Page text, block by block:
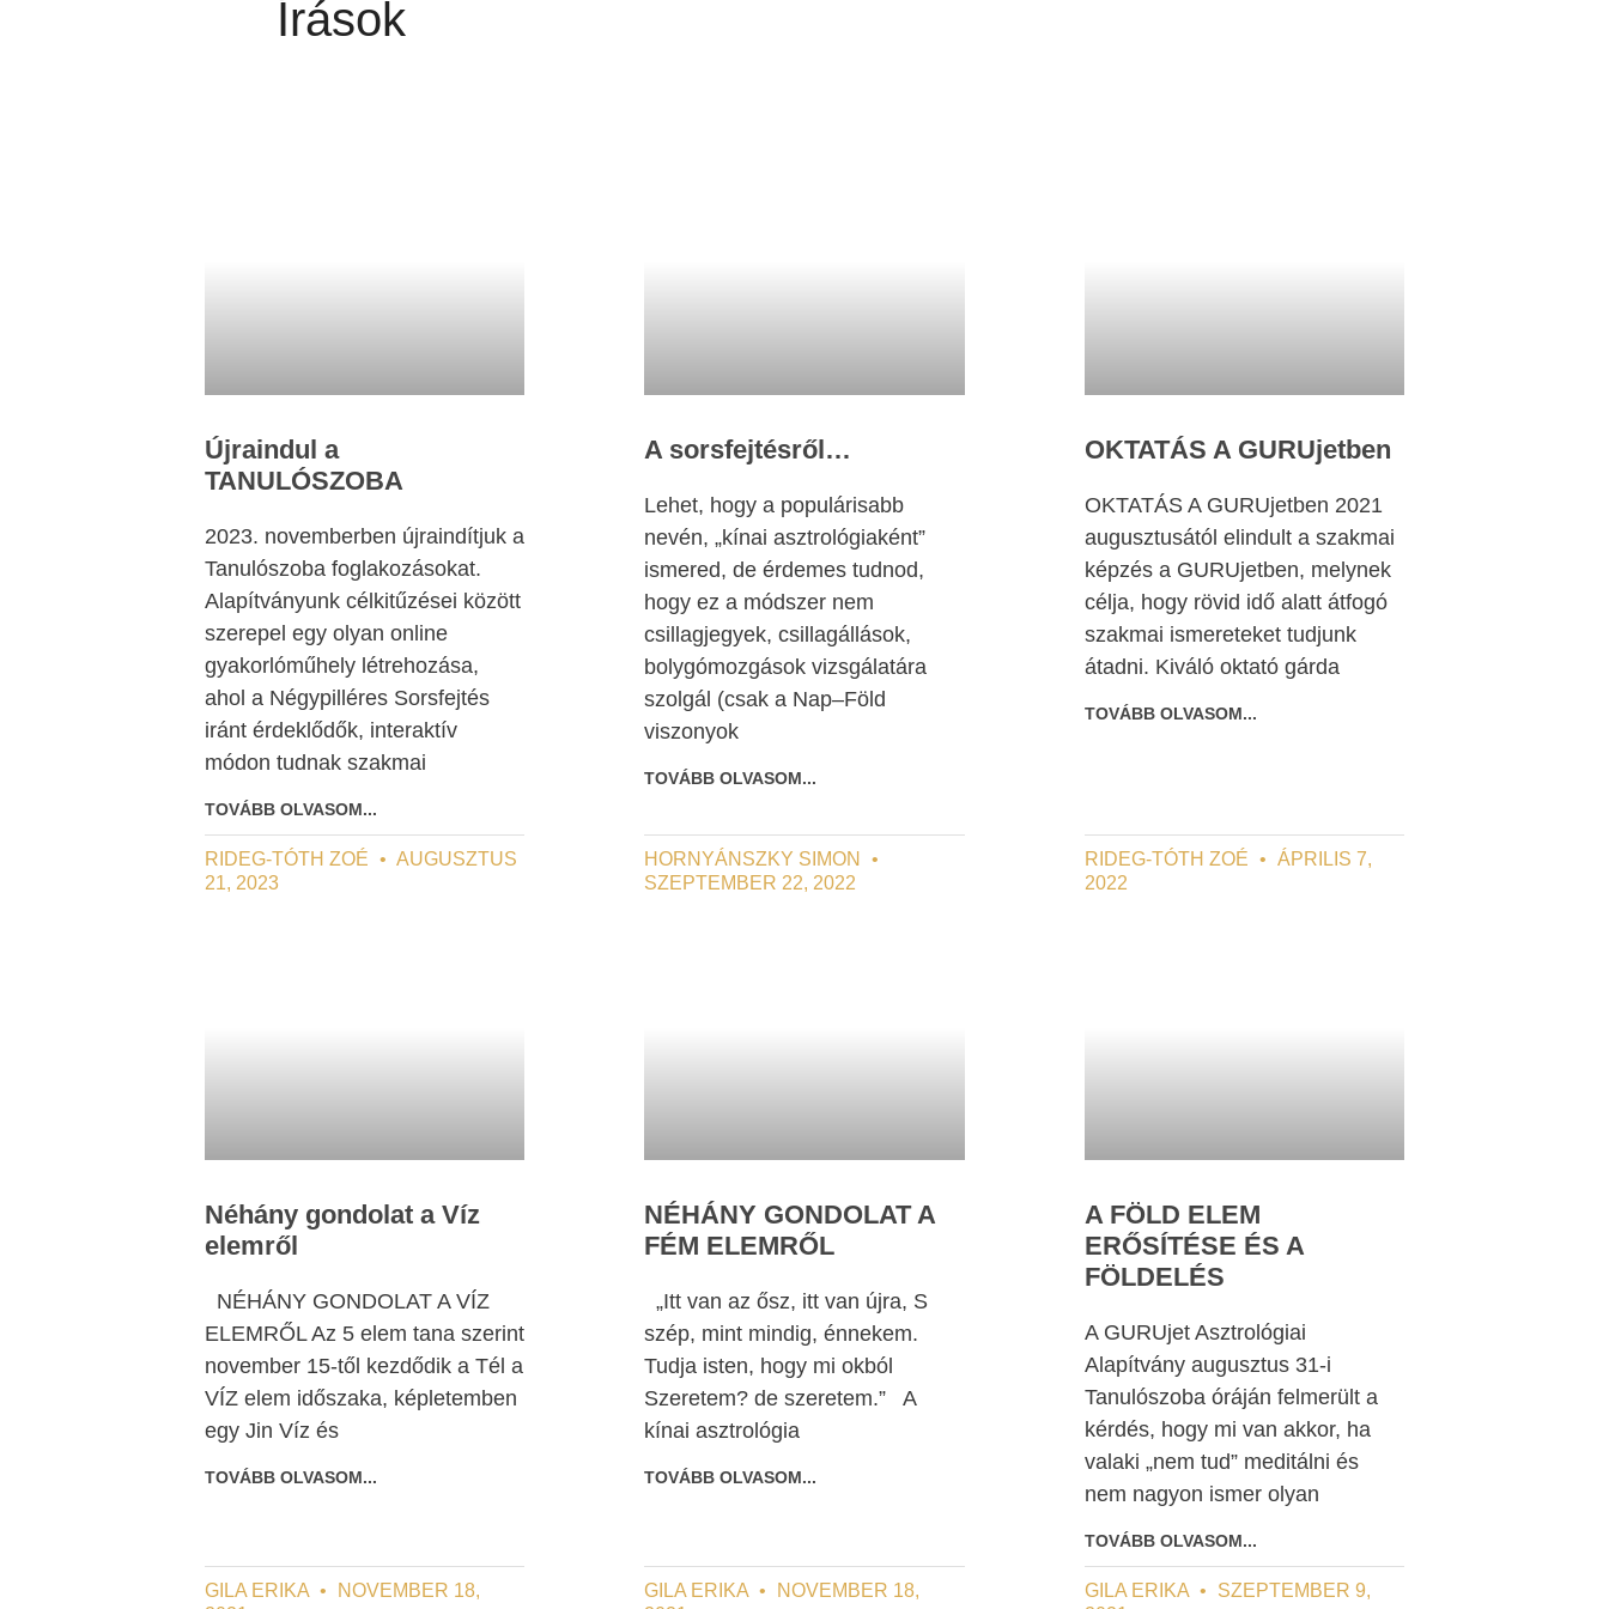
Írások
Újraindul a
TANULÓSZOBA
2023. novemberben újraindítjuk a
Tanulószoba foglakozásokat.
Alapítványunk célkitűzései között
szerepel egy olyan online
gyakorlóműhely létrehozása,
ahol a Négypilléres Sorsfejtés
iránt érdeklődők, interaktív
módon tudnak szakmai
TOVÁBB OLVASOM...
RIDEG-TÓTH ZOÉ
AUGUSZTUS
21, 2023
A sorsfejtésről…
Lehet, hogy a populárisabb
nevén, „kínai asztrológiaként”
ismered, de érdemes tudnod,
hogy ez a módszer nem
csillagjegyek, csillagállások,
bolygómozgások vizsgálatára
szolgál (csak a Nap–Föld
viszonyok
TOVÁBB OLVASOM...
HORNYÁNSZKY SIMON
SZEPTEMBER 22, 2022
OKTATÁS A GURUjetben
OKTATÁS A GURUjetben 2021
augusztusától elindult a szakmai
képzés a GURUjetben, melynek
célja, hogy rövid idő alatt átfogó
szakmai ismereteket tudjunk
átadni. Kiváló oktató gárda
TOVÁBB OLVASOM...
RIDEG-TÓTH ZOÉ
ÁPRILIS 7,
2022
Néhány gondolat a Víz
elemről
NÉHÁNY GONDOLAT A VÍZ
ELEMRŐL Az 5 elem tana szerint
november 15-től kezdődik a Tél a
VÍZ elem időszaka, képletemben
egy Jin Víz és
TOVÁBB OLVASOM...
GILA ERIKA
NOVEMBER 18,
NÉHÁNY GONDOLAT A
FÉM ELEMRŐL
„Itt van az ősz, itt van újra, S
szép, mint mindig, énnekem.
Tudja isten, hogy mi okból
Szeretem? de szeretem.” A
kínai asztrológia
TOVÁBB OLVASOM...
GILA ERIKA
NOVEMBER 18,
A FÖLD ELEM
ERŐSÍTÉSE ÉS A
FÖLDELÉS
A GURUjet Asztrológiai
Alapítvány augusztus 31-i
Tanulószoba óráján felmerült a
kérdés, hogy mi van akkor, ha
valaki „nem tud” meditálni és
nem nagyon ismer olyan
TOVÁBB OLVASOM...
GILA ERIKA
SZEPTEMBER 9,